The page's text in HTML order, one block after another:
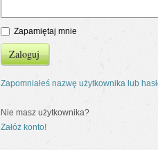
Zapamiętaj mnie
Zaloguj
Zapomniałeś nazwę użytkownika lub
Nie masz użytkownika?
Załóż konto!